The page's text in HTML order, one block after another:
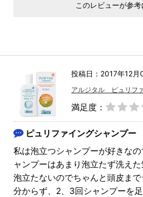
このレビューが参考
投稿日：2017年12月
アルジタル ピュリフ
満足度：
ピュリファイングシャンプー
私は泡立つシャンプーが好きな
ャンプーはあまり泡立たず洗えた
泡立たないのでちゃんと頭皮ま
分からず、2、3回シャンプーを足